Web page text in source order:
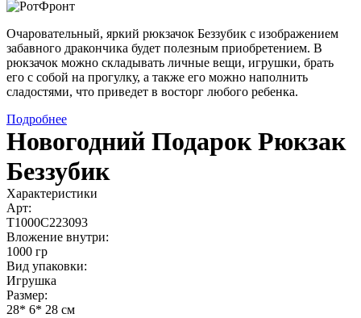
Очаровательный, яркий рюкзачок Беззубик с изображением
забавного дракончика будет полезным приобретением. В
рюкзачок можно складывать личные вещи, игрушки, брать
его с собой на прогулку, а также его можно наполнить
сладостями, что приведет в восторг любого ребенка.
Подробнее
Новогодний Подарок Рюкзак
Беззубик
Характеристики
Арт:
Т1000С223093
Вложение внутри:
1000 гр
Вид упаковки:
Игрушка
Размер:
28* 6* 28 см